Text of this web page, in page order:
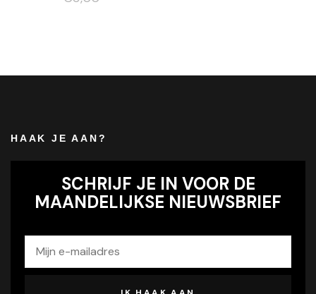
HAAK JE AAN?
SCHRIJF JE IN VOOR DE
MAANDELIJKSE NIEUWSBRIEF